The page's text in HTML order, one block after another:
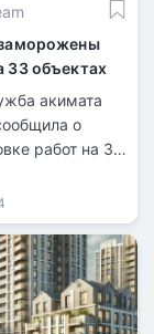
33 объектах
акимата
о
работ на 33
без